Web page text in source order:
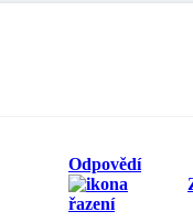
Odpovědí